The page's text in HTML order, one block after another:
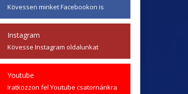
Kövessen minket Facebookon is
Instagram
Kövesse Instagram oldalunkat
Youtube
Iratkozzon fel Youtube csatornánkra